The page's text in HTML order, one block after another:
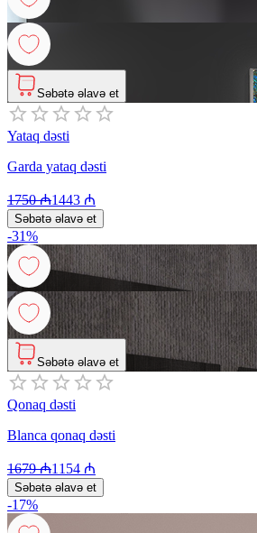
Səbətə əlavə et
Yataq dəsti
Garda yataq dəsti
1750₼1443 ₼
Səbətə əlavə et
-31%
Səbətə əlavə et
Qonaq dəsti
Blanca qonaq dəsti
1679₼1154 ₼
Səbətə əlavə et
-17%